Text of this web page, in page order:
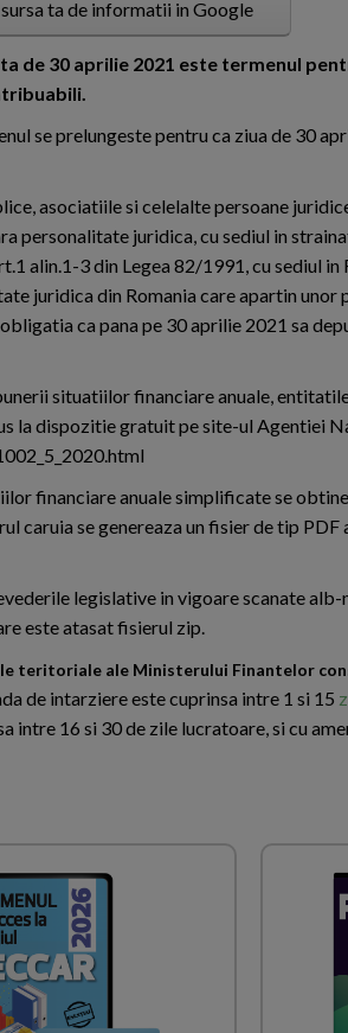
ta de informatii in Google
de 30 aprilie 2021 este termenul
se prelungeste pentru ca ziua de 30
asociatiile si celelalte persoane
personalitate juridica, cu sediul in
alin.1-3 din Legea 82/1991, cu sediul
juridica din Romania care apartin unor
ca pana pe 30 aprilie 2021 sa
situatiilor financiare anuale,
la dispozitie gratuit pe site-ul Agentiei
financiare anuale simplificate se
se genereaza un fisier de tip PDF
legislative in vigoare scanate
este atasat fisierul zip.
teritoriale ale Ministerului Finantelor
de intarziere este cuprinsa intre 1 si 15
intre 16 si 30 de zile lucratoare, si cu